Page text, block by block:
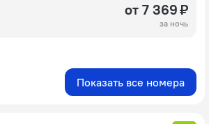
от 7 369 ₽
за ночь
Показать все номера